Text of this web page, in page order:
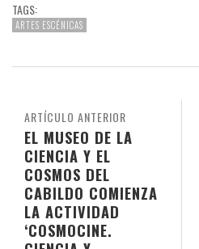
TAGS:
ARTES ESCÉNICAS
ARTÍCULO ANTERIOR
EL MUSEO DE LA
CIENCIA Y EL
COSMOS DEL
CABILDO COMIENZA
LA ACTIVIDAD
‘COSMOCINE.